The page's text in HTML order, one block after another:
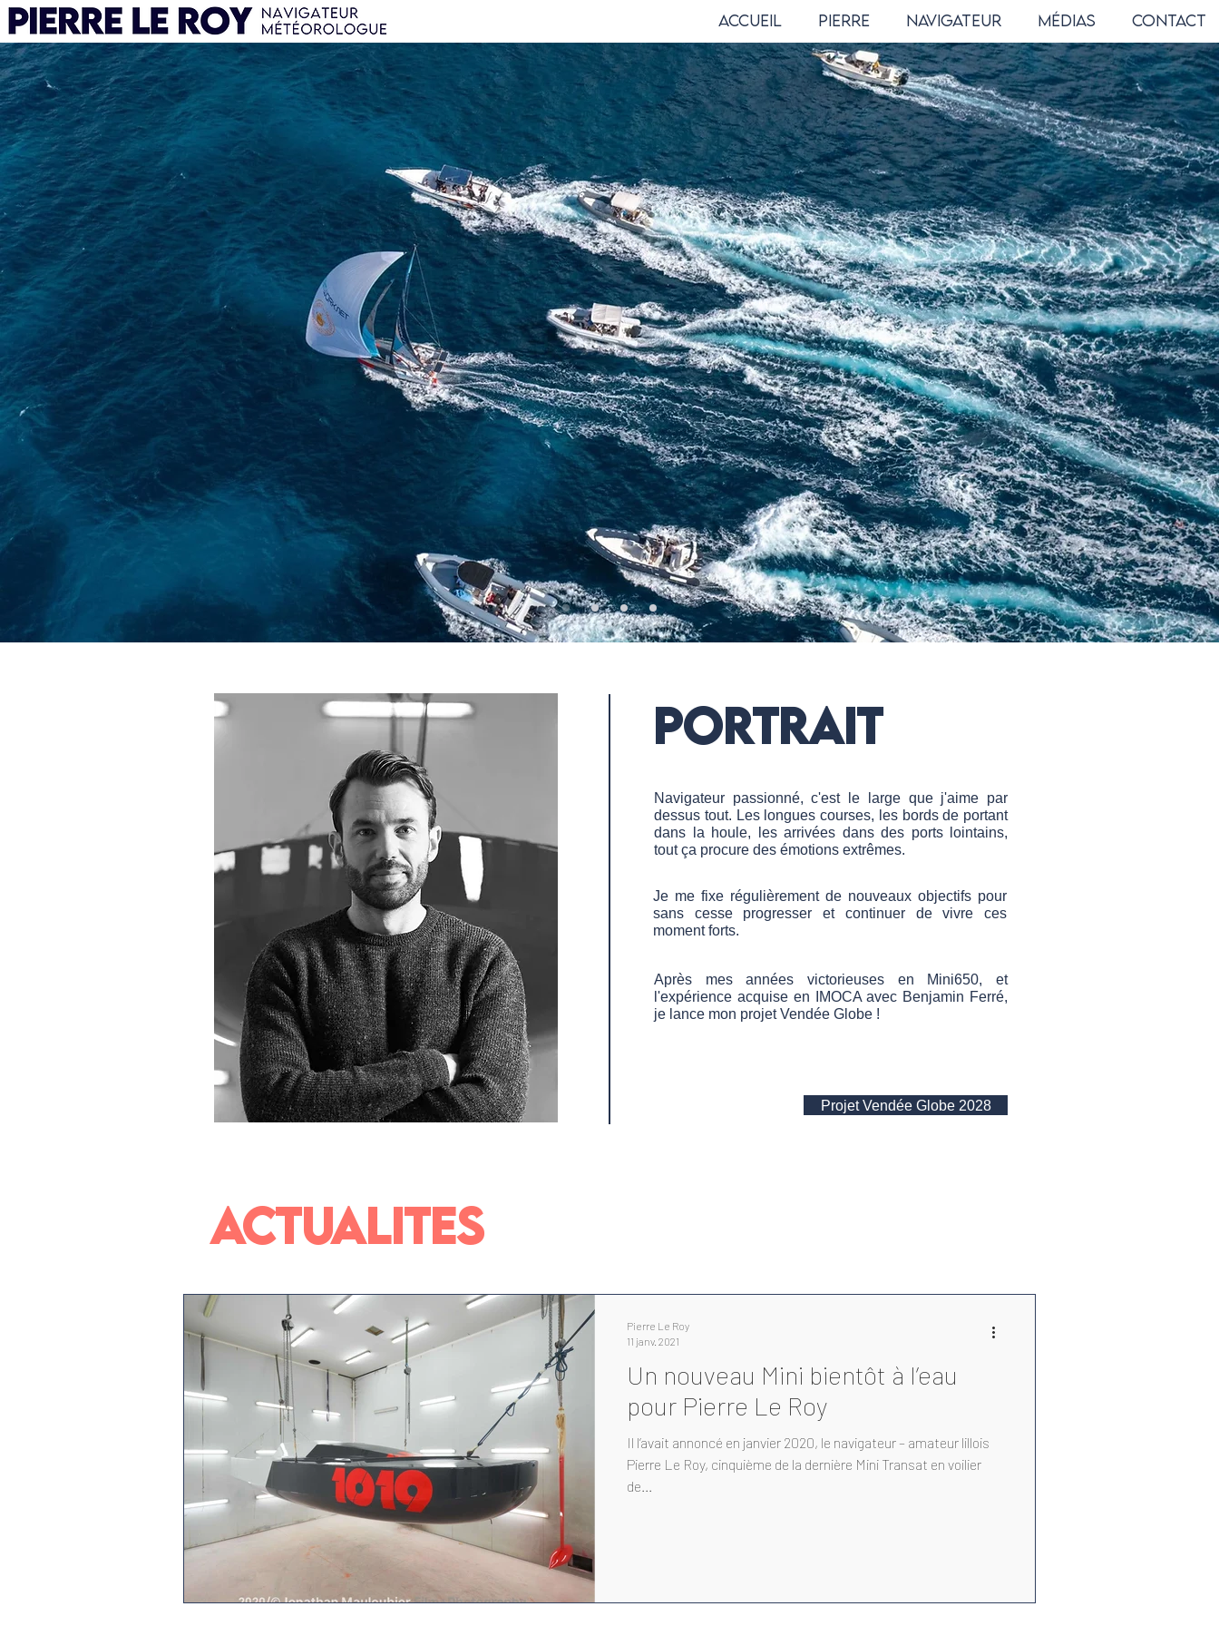
Accueil Pierre Navigateur Médias Contact
Navigateur passionné, c'est le large que j'aime par
dessus tout. Les longues courses, les bords de portant
dans la houle, les arrivées dans des ports lointains,
tout ça procure des émotions extrêmes.
Après mes années victorieuses en Mini650, et
l'expérience acquise en IMOCA avec Benjamin Ferré,
je lance mon projet Vendée Globe !
portrait
Projet Vendée Globe 2028
Je me fixe régulièrement de nouveaux objectifs pour
sans cesse progresser et continuer de vivre ces
moment forts.
ACTUALITES
Un nouveau Mini bientôt à l’eau
pour Pierre Le Roy
Il l’avait annoncé en janvier 2020, le navigateur – amateur lillois
Pierre Le Roy, cinquième de la dernière Mini Transat en voilier
de...
Pierre Le Roy
11 janv. 2021